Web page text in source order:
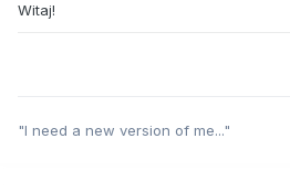
Witaj!
"I need a new version of me..."